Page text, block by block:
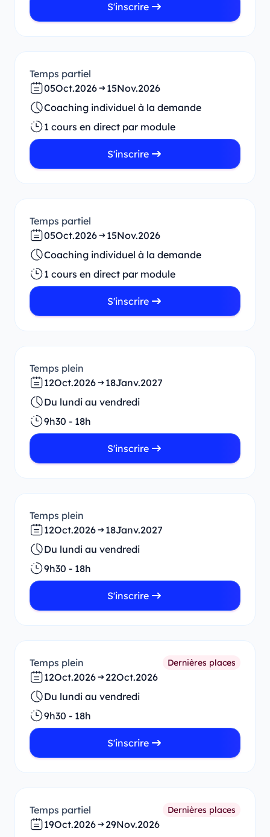
S'inscrire
Temps partiel
05Oct.2026 15Nov.2026
Coaching individuel à la demande
1 cours en direct par module
S'inscrire
Temps partiel
05Oct.2026 15Nov.2026
Coaching individuel à la demande
1 cours en direct par module
S'inscrire
Temps plein
12Oct.2026 18Janv.2027
Du lundi au vendredi
9h30 - 18h
S'inscrire
Temps plein
12Oct.2026 18Janv.2027
Du lundi au vendredi
9h30 - 18h
S'inscrire
Temps plein Dernières places
12Oct.2026 22Oct.2026
Du lundi au vendredi
9h30 - 18h
S'inscrire
Temps partiel Dernières places
19Oct.2026 29Nov.2026